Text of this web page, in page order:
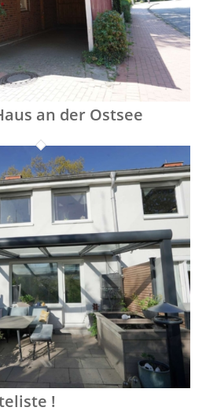
an der Ostsee
!